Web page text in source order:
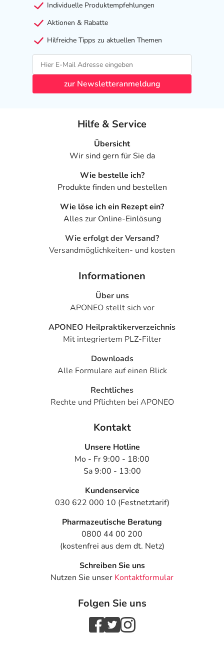
Individuelle Produktempfehlungen
Aktionen & Rabatte
Hilfreiche Tipps zu aktuellen Themen
zur Newsletteranmeldung
Hilfe & Service
Übersicht
Wir sind gern für Sie da
Wie bestelle ich?
Produkte finden und bestellen
Wie löse ich ein Rezept ein?
Alles zur Online-Einlösung
Wie erfolgt der Versand?
Versandmöglichkeiten- und kosten
Informationen
Über uns
APONEO stellt sich vor
APONEO Heilpraktikerverzeichnis
Mit integriertem PLZ-Filter
Downloads
Alle Formulare auf einen Blick
Rechtliches
Rechte und Pflichten bei APONEO
Kontakt
Unsere Hotline
Mo - Fr 9:00 - 18:00
Sa 9:00 - 13:00
Kundenservice
030 622 000 10 (Festnetztarif)
Pharmazeutische Beratung
0800 44 00 200
(kostenfrei aus dem dt. Netz)
Schreiben Sie uns
Nutzen Sie unser Kontaktformular
Folgen Sie uns